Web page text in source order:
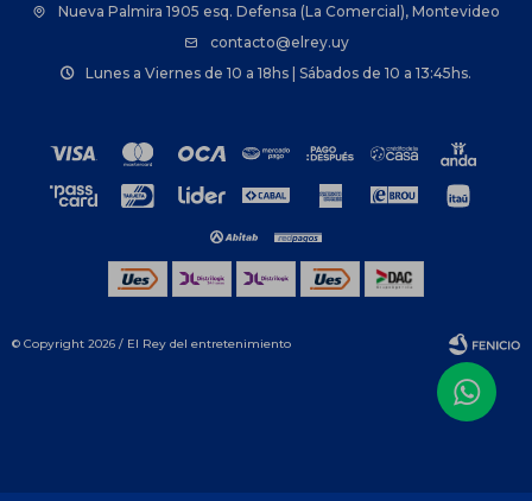
Nueva Palmira 1905 esq. Defensa (La Comercial), Montevideo
contacto@elrey.uy
Lunes a Viernes de 10 a 18hs | Sábados de 10 a 13:45hs.
© Copyright 2026 / El Rey del entretenimiento